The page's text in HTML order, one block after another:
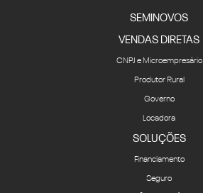
SEMINOVOS
VENDAS DIRETAS
CNPJ e Microempresário
Produtor Rural
Governo
Locadora
SOLUÇÕES
Financiamento
Seguro